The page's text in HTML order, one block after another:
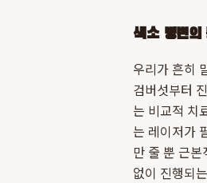
색소 병변의
우리가 흔히
검버섯부터
는 비교적 치
는 레이저가
만 줄 뿐 근
없이 진행되